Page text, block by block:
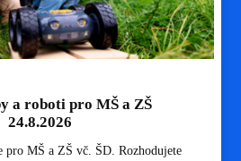
a roboti pro MŠ a ZŠ
24.8.2026
pro MŠ a ZŠ vč. ŠD. Rozhodujete